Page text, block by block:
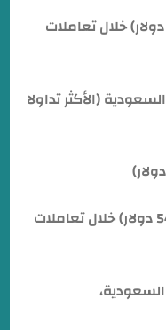
مقابل 234.36 ريال بما يعادل (62.5 دولار) خلال تعاملات
21 اليوم في السعودية (الأكثر تداولا
مقابل 205.07 ريال بما يعادل (54.68 دولار) خلال تعاملات